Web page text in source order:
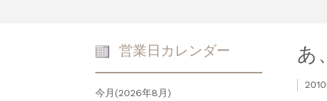
あ
営業日カレンダー
今月(2026年8月)